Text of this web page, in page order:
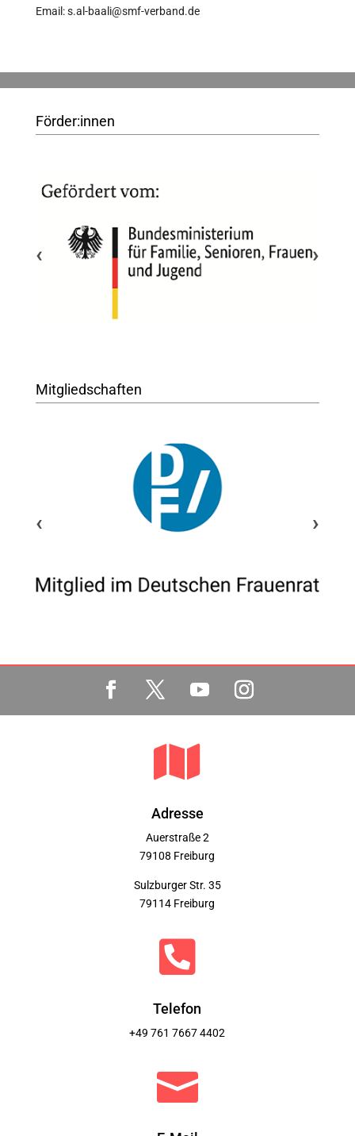
Email: s.al-baali@smf-verband.de
Förder:innen
‹ ›
Mitgliedschaften
‹ ›

Adresse
Auerstraße 2
79108 Freiburg
Sulzburger Str. 35
79114 Freiburg

Telefon
+49 761 7667 4402
